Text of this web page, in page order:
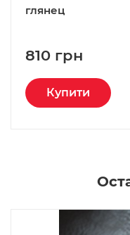
глянец
810 грн
Купити